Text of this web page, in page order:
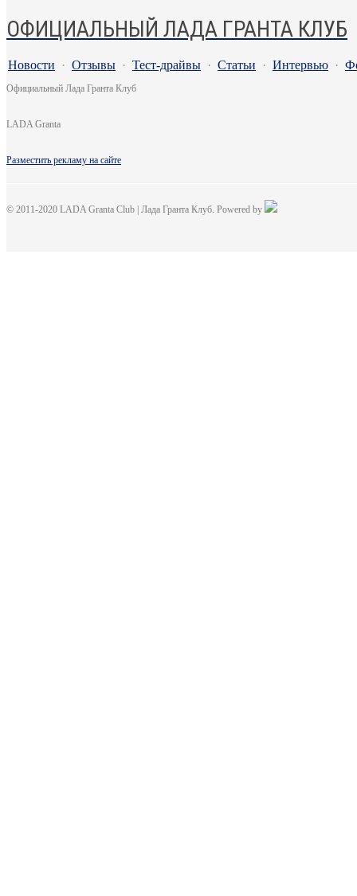
ОФИЦИАЛЬНЫЙ ЛАДА ГРАНТА КЛУБ
Новости · Отзывы · Тест-драйвы · Статьи · Интервью ·
Официальный Лада Гранта Клуб
LADA Granta
Разместить рекламу на сайте
© 2011-2020 LADA Granta Club | Лада Гранта Клуб. Powered by